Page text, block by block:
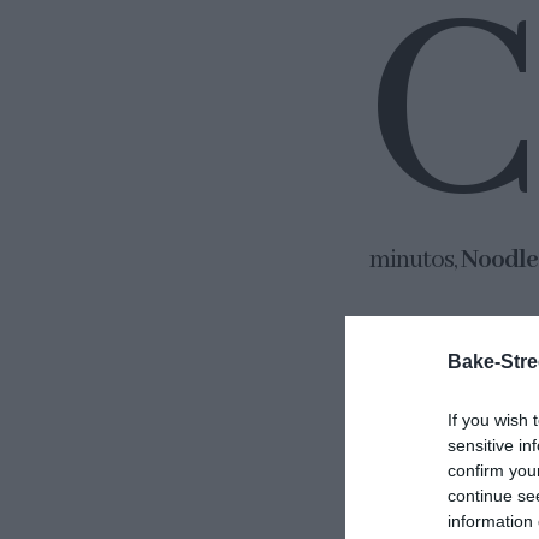
Bake-
If you wish
sensitive
confirm
continue
information
C
minutos,
verduras,
en mi
noodles
modo quien
bueno vale,